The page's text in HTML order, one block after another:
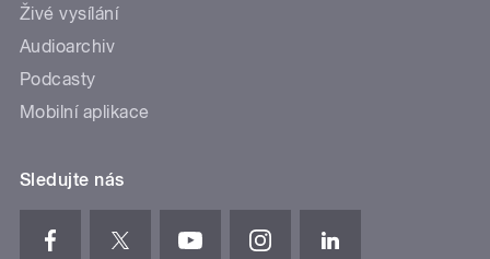
Živé vysílání
Audioarchiv
Podcasty
Mobilní aplikace
Sledujte nás